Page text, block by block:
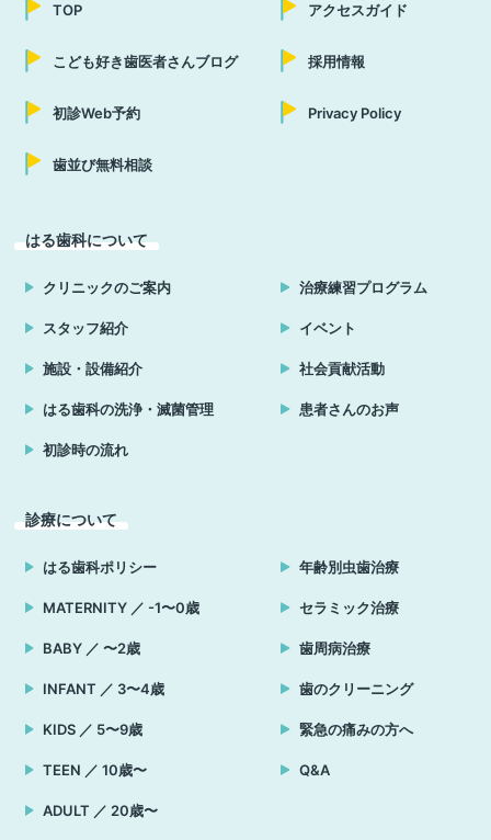
TOP
こども好き歯医者さんブログ
初診Web予約
歯並び無料相談
アクセスガイド
採用情報
Privacy Policy
はる歯科について
クリニックのご案内
スタッフ紹介
施設・設備紹介
はる歯科の洗浄・滅菌管理
初診時の流れ
治療練習プログラム
イベント
社会貢献活動
患者さんのお声
診療について
はる歯科ポリシー
MATERNITY ／ -1〜0歳
BABY ／ 〜2歳
INFANT ／ 3〜4歳
KIDS ／ 5〜9歳
TEEN ／ 10歳〜
ADULT ／ 20歳〜
年齢別虫歯治療
セラミック治療
歯周病治療
歯のクリーニング
緊急の痛みの方へ
Q&A